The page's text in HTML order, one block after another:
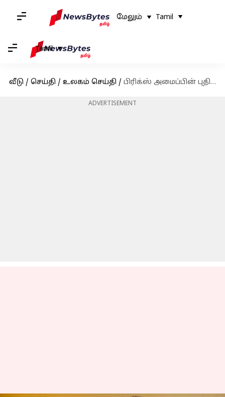
மேலும் Tamil
Tamil
வீடு / செய்தி / உலகம் செய்தி / பிரிக்ஸ் அமைப்பின் புதிய வளர்ச்சி வங்கியில் சேர சீனாவிடம் பாகிஸ்தான் ஆதரவு கோரிக்கை
ADVERTISEMENT